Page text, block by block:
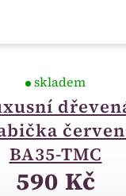
BA35-TMC
skladem
590 Kč